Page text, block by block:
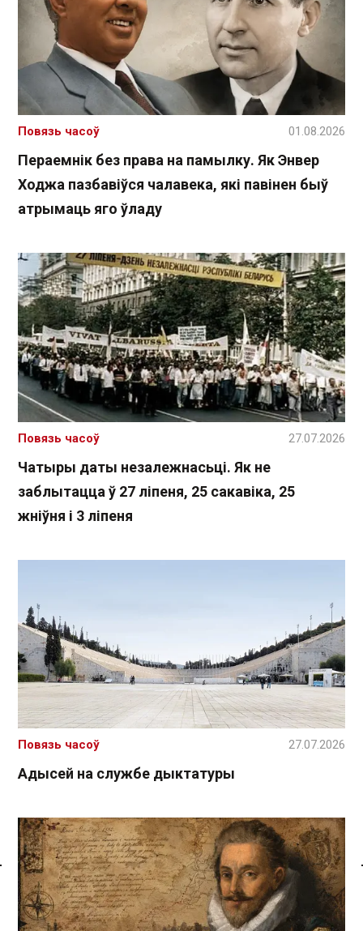
Спасылка без VPN
Пераемнік без права на памылку. Як Энвер
Ходжа пазбавіўся чалавека, які павінен быў
атрымаць яго ўладу
Повязь часоў 01.08.2026
Чатыры даты незалежнасьці. Як не
заблытацца ў 27 ліпеня, 25 сакавіка, 25
жніўня і 3 ліпеня
Повязь часоў 27.07.2026
Адысей на службе дыктатуры
Повязь часоў 27.07.2026